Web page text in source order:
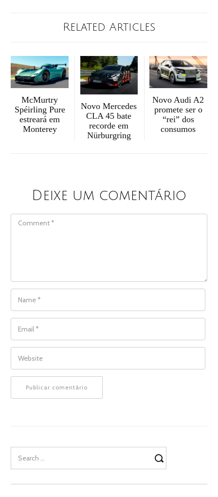
Related Articles
McMurtry
Spéirling Pure
estreará em
Monterey
Novo Mercedes
CLA 45 bate
recorde em
Nürburgring
Novo Audi A2
promete ser o
“rei” dos
consumos
Deixe um comentário
COMMENT
NAME
EMAIL
WEBSITE
for: